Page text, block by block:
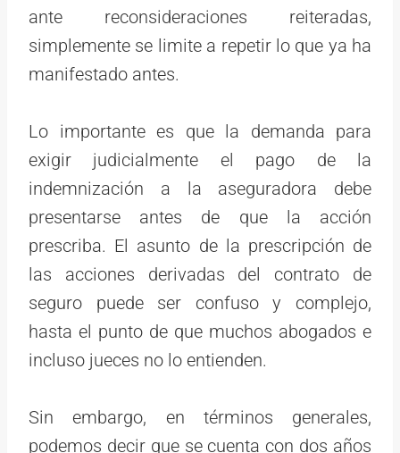
ante reconsideraciones reiteradas,
simplemente se limite a repetir lo que ya ha
manifestado antes.
Lo importante es que la demanda para
exigir judicialmente el pago de la
indemnización a la aseguradora debe
presentarse antes de que la acción
prescriba. El asunto de la prescripción de
las acciones derivadas del contrato de
seguro puede ser confuso y complejo,
hasta el punto de que muchos abogados e
incluso jueces no lo entienden.
Sin embargo, en términos generales,
podemos decir que se cuenta con dos años